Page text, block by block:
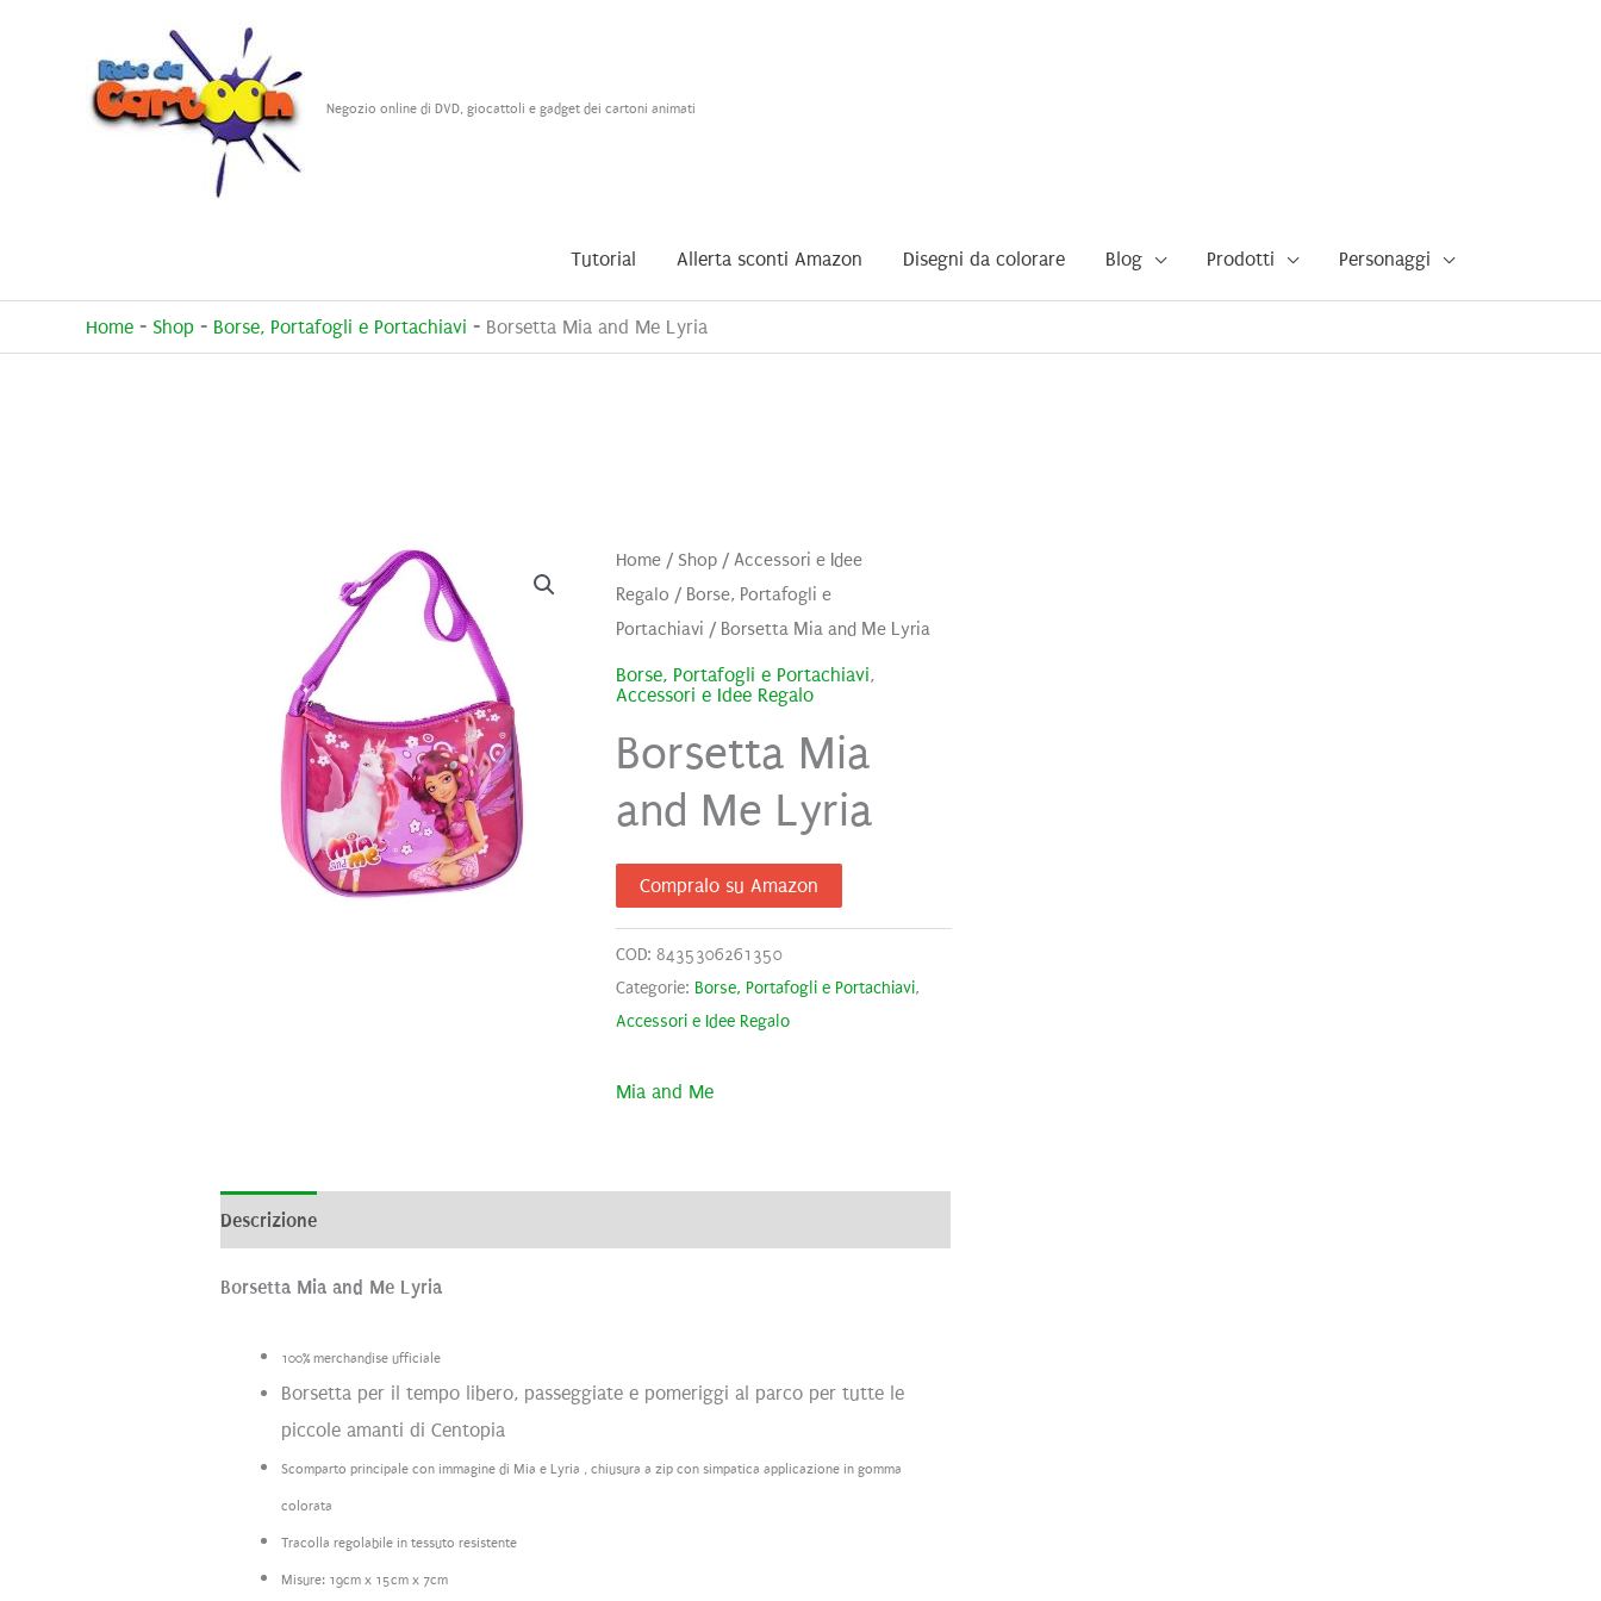
Negozio online di DVD, giocattoli e gadget dei cartoni animati
Tutorial Allerta sconti Amazon Disegni da colorare Blog Prodotti Personaggi
Home - Shop - Borse, Portafogli e Portachiavi - Borsetta Mia and Me Lyria
Home/ Shop/ Accessori e Idee
Regalo / Borse, Portafogli e
Portachiavi / Borsetta Mia and Me Lyria
Borse, Portafogli e Portachiavi,
Accessori e Idee Regalo
Borsetta Mia
and Me Lyria
Compralo su Amazon
COD: 8435306261350
Categorie: Borse, Portafogli e Portachiavi,
Accessori e Idee Regalo
Mia and Me
Descrizione
Borsetta Mia and Me Lyria
100% merchandise ufficiale
Borsetta per il tempo libero, passeggiate e pomeriggi al parco per tutte le
piccole amanti di Centopia
Scomparto principale con immagine di Mia e Lyria , chiusura a zip con simpatica applicazione in gomma
colorata
Tracolla regolabile in tessuto resistente
Misure: 19cm x 15cm x 7cm